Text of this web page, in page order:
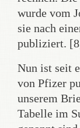
wurde vom
sie nach
publiziert.
Nun ist seit
von Pfizer
unserem
Tabelle im